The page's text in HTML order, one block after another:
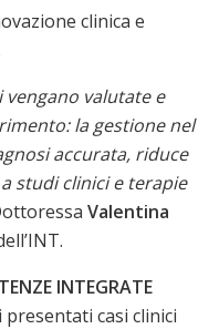
clinica e
vengano valutate e
la gestione nel
accurata, riduce
studi clinici e terapie
Valentina
INTEGRATE
casi clinici